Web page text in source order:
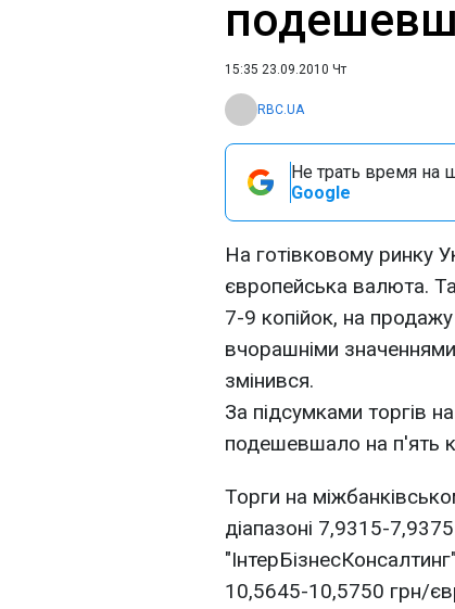
15:35 23.09.2010 Чт
RBC.UA
Не трать время на
Google
На готівковому ринку
європейська валюта.
7-9 копійок, на
вчорашніми
змінився.
За підсумками торгів
подешевшало на п'ять
Торги на
діапазоні 7,9315-
10,5645-10,5750 грн/